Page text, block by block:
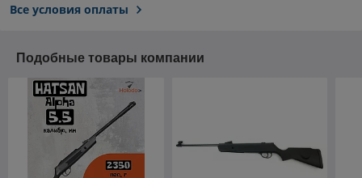
Все условия оплаты
Подобные товары компании